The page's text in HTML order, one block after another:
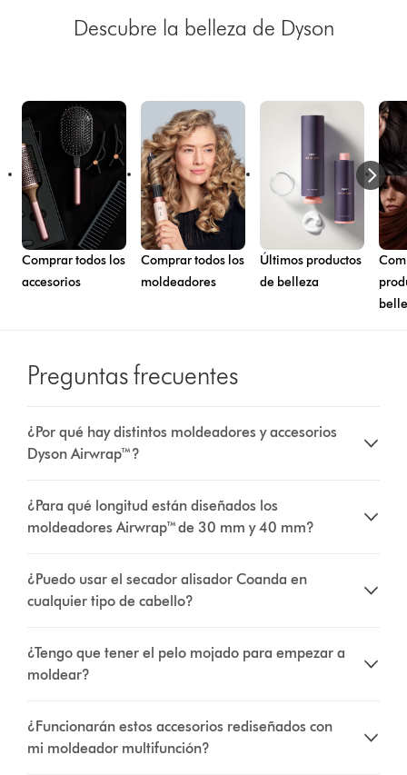
Descubre la belleza de Dyson
Comprar todos los
accesorios
Comprar todos los
moldeadores
Últimos productos
de belleza
Preguntas frecuentes
¿Por qué hay distintos moldeadores y accesorios
Dyson Airwrap™?
¿Para qué longitud están diseñados los
moldeadores Airwrap™ de 30 mm y 40 mm?
¿Puedo usar el secador alisador Coanda en
cualquier tipo de cabello?
¿Tengo que tener el pelo mojado para empezar a
moldear?
¿Funcionarán estos accesorios rediseñados con
mi moldeador multifunción?